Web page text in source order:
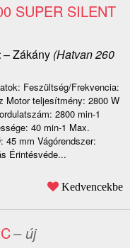
SUPER SILENT
–Zákány(Hatvan 260
Feszültség/Frekvencia:
Motor teljesítmény: 2800 W
2800 min-1
40 min-1 Max.
45 mm Vágórendszer:
Érintésvéde...
Kedvencekbe
– új